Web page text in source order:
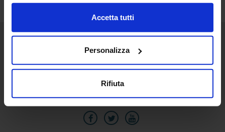
Accetta tutti
Personalizza
Rifiuta
Senaf srl
Via Eritrea 21/A
20157 | Milano | Italia